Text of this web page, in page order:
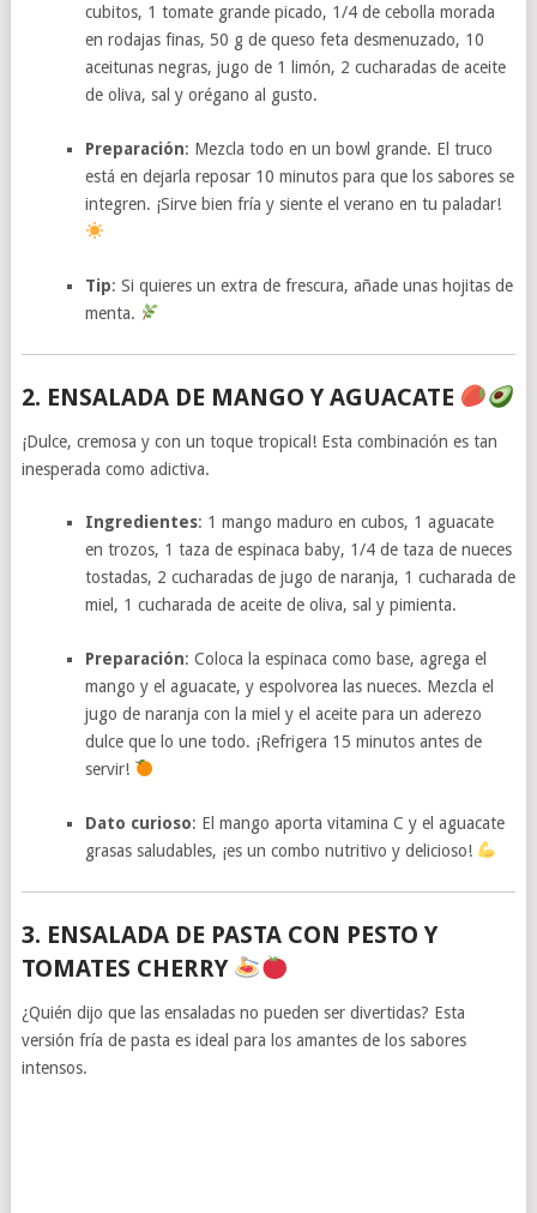
cubitos, 1 tomate grande picado, 1/4 de cebolla morada
en rodajas finas, 50 g de queso feta desmenuzado, 10
aceitunas negras, jugo de 1 limón, 2 cucharadas de aceite
de oliva, sal y orégano al gusto.
Preparación: Mezcla todo en un bowl grande. El truco
está en dejarla reposar 10 minutos para que los sabores se
integren. ¡Sirve bien fría y siente el verano en tu paladar!
Tip: Si quieres un extra de frescura, añade unas hojitas de
menta.
2. ENSALADA DE MANGO Y AGUACATE
¡Dulce, cremosa y con un toque tropical! Esta combinación es tan
inesperada como adictiva.
Ingredientes: 1 mango maduro en cubos, 1 aguacate
en trozos, 1 taza de espinaca baby, 1/4 de taza de nueces
tostadas, 2 cucharadas de jugo de naranja, 1 cucharada de
miel, 1 cucharada de aceite de oliva, sal y pimienta.
Preparación: Coloca la espinaca como base, agrega el
mango y el aguacate, y espolvorea las nueces. Mezcla el
jugo de naranja con la miel y el aceite para un aderezo
dulce que lo une todo. ¡Refrigera 15 minutos antes de
servir!
Dato curioso: El mango aporta vitamina C y el aguacate
grasas saludables, ¡es un combo nutritivo y delicioso!
3. ENSALADA DE PASTA CON PESTO Y
TOMATES CHERRY
¿Quién dijo que las ensaladas no pueden ser divertidas? Esta
versión fría de pasta es ideal para los amantes de los sabores
intensos.